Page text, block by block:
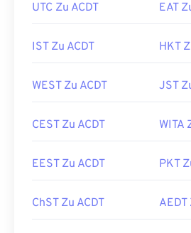
UTC Zu ACDT EAT
IST Zu ACDT HKT
WEST Zu ACDT JST
CEST Zu ACDT WITA
EEST Zu ACDT PKT
ChST Zu ACDT AEDT